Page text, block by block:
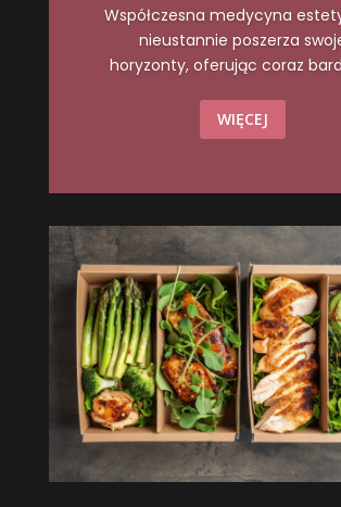
Współczesna medycyna
nieustannie poszerza
horyzonty, oferując coraz
WIĘCEJ